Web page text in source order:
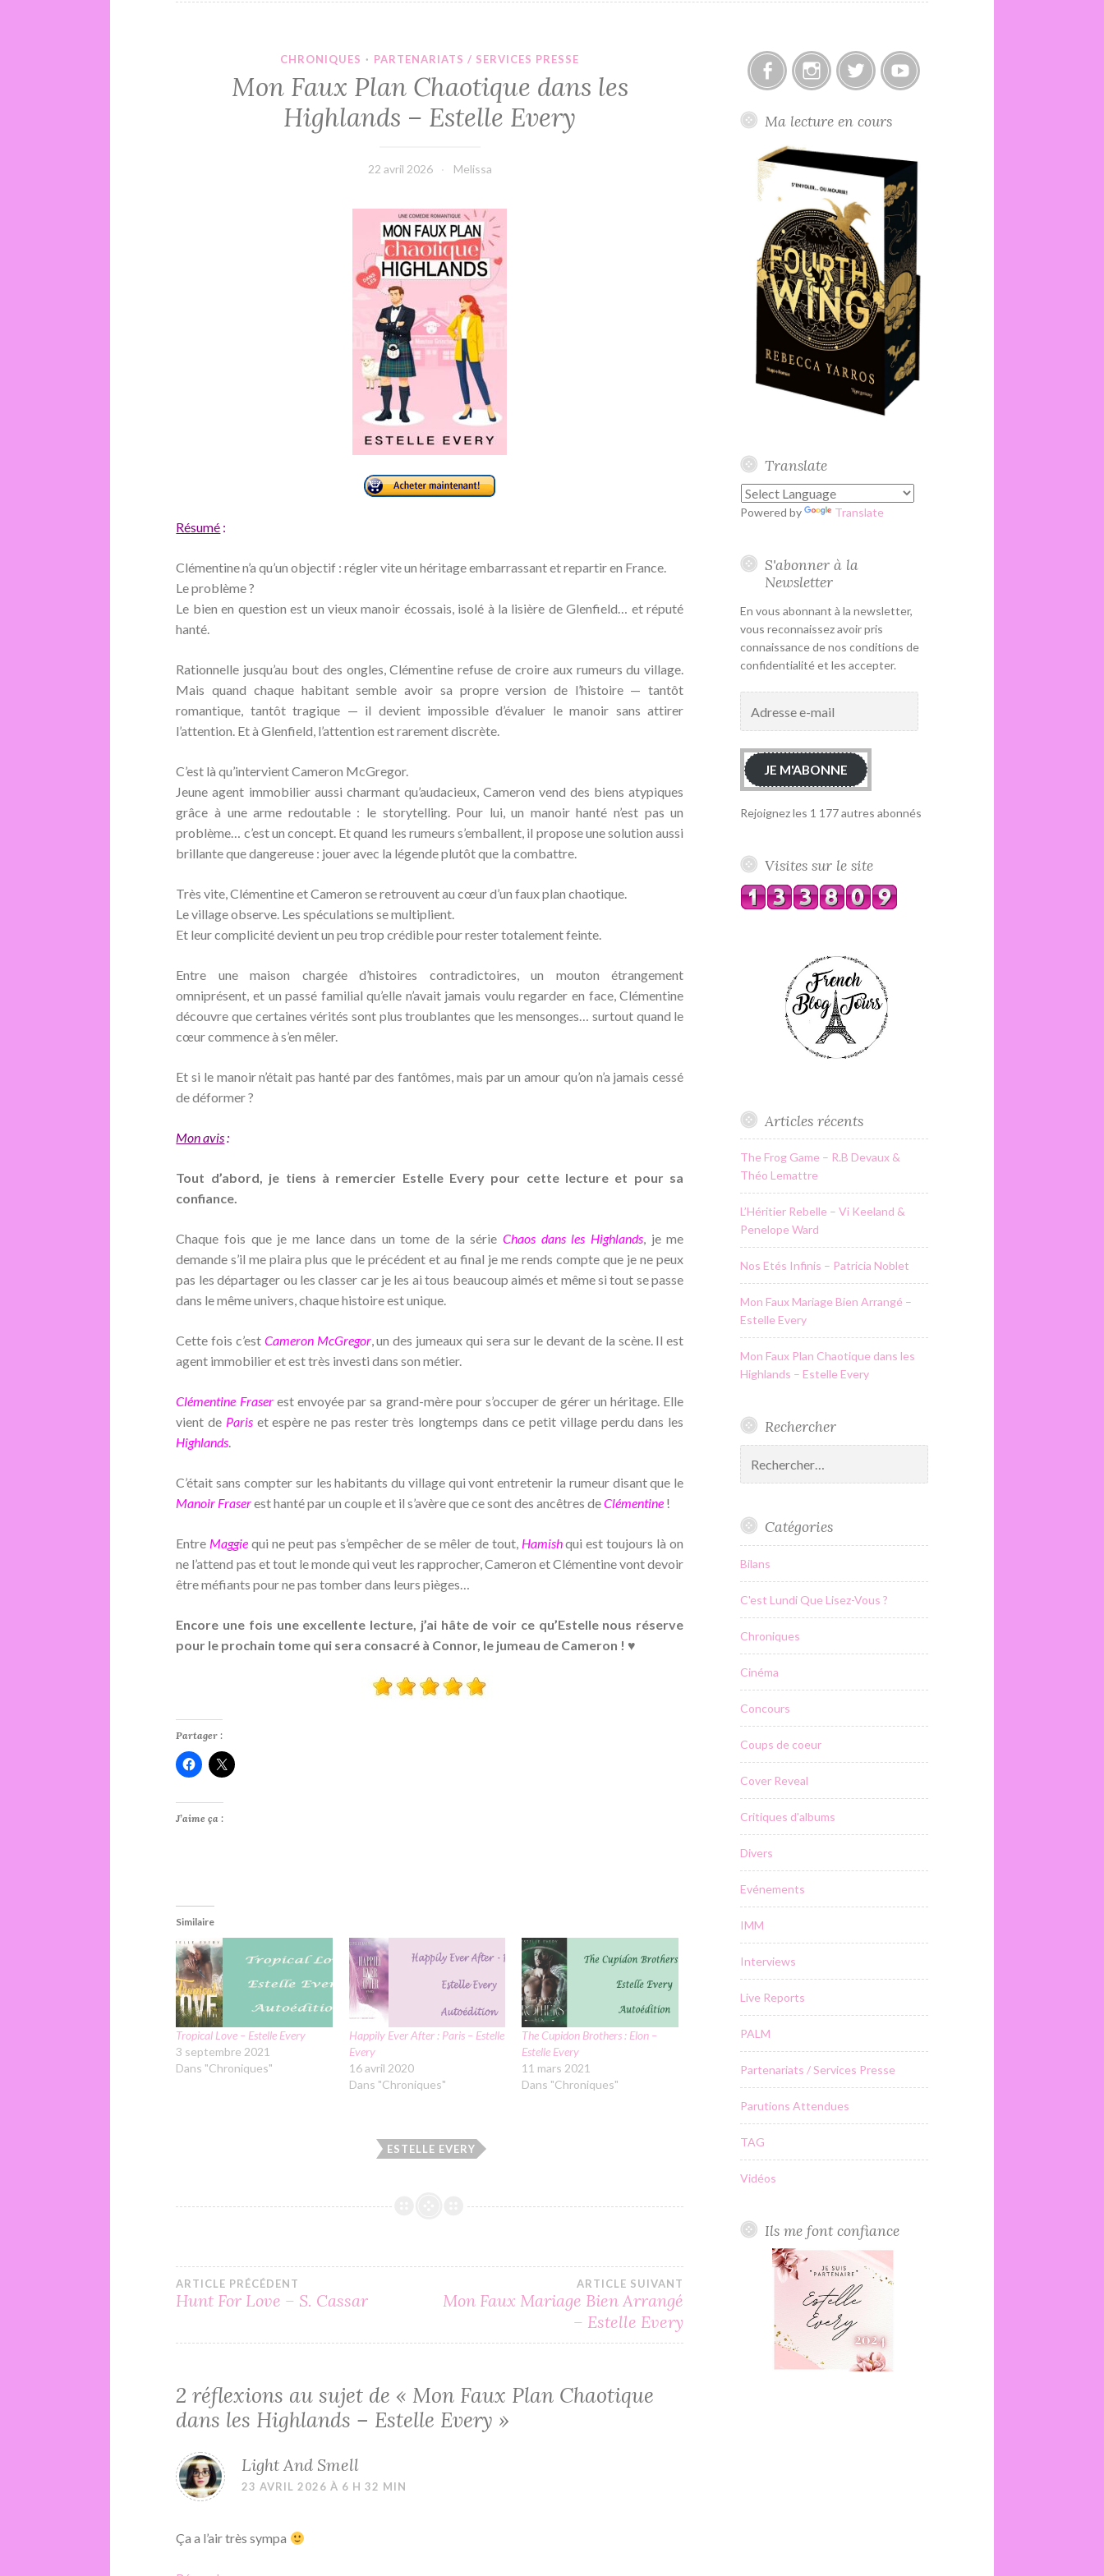
CHRONIQUES · PARTENARIATS / SERVICES PRESSE
Mon Faux Plan Chaotique dans les
Highlands – Estelle Every
22 avril 2026 Melissa
Résumé :
Clémentine n’a qu’un objectif :régler vite un héritage embarrassantet repartir en France.
Le problème ?
Le bien en question est un vieux manoir écossais, isolé à la lisière de Glenfield… et réputé
hanté.
Rationnelle jusqu’au bout des ongles, Clémentine refuse de croire aux rumeurs du village.
Mais quand chaque habitant semble avoir sa propre version de l’histoire — tantôt
romantique, tantôt tragique — il devient impossible d’évaluer le manoir sans attirer
l’attention. Et à Glenfield, l’attention est rarement discrète.
C’est là qu’intervient Cameron McGregor.
Jeune agent immobilier aussi charmant qu’audacieux, Cameron vend des biens atypiques
grâce à une arme redoutable : le storytelling. Pour lui, un manoir hanté n’est pas un
problème… c’est un concept. Et quand les rumeurs s’emballent, il propose une solution aussi
brillante que dangereuse : jouer avec la légende plutôt que la combattre.
Très vite, Clémentine et Cameron se retrouvent au cœur d’un faux plan chaotique.
Le village observe. Les spéculations se multiplient.
Et leur complicité devient un peu trop crédible pour rester totalement feinte.
Entre une maison chargée d’histoires contradictoires, un mouton étrangement
omniprésent, et un passé familial qu’elle n’avait jamais voulu regarder en face, Clémentine
découvre que certaines vérités sont plus troublantes que les mensonges… surtout quand le
cœur commence à s’en mêler.
Et si le manoir n’était pas hanté par des fantômes, mais par un amour qu’on n’a jamais cessé
de déformer ?
Mon avis:
Tout d’abord, je tiens à remercier Estelle Every pour cette lecture et pour sa
confiance.
Chaque fois que je me lance dans un tome de la série Chaos dans les Highlands, je me
demande s’il me plaira plus que le précédent et au final je me rends compte que je ne peux
pas les départager ou les classer car je les ai tous beaucoup aimés et même si tout se passe
dans le même univers, chaque histoire est unique.
Cette fois c’est Cameron McGregor, un des jumeaux qui sera sur le devant de la scène. Il est
agent immobilier et est très investi dans son métier.
Clémentine Fraserest envoyée par sa grand-mère pour s’occuper de gérer un héritage. Elle
vient de Paris et espère ne pas rester très longtemps dans ce petit village perdu dans les
Highlands.
C’était sans compter sur les habitants du village qui vont entretenir la rumeur disant que le
Manoir Fraserest hanté par un couple et il s’avère que ce sont des ancêtres deClémentine !
Entre Maggie qui ne peut pas s’empêcher de se mêler de tout, Hamishqui est toujours là on
ne l’attend pas et tout le monde qui veut les rapprocher, Cameron et Clémentine vont devoir
être méfiants pour ne pas tomber dans leurs pièges…
Encore une fois une excellente lecture, j’ai hâte de voir ce qu’Estelle nous réserve
pour le prochain tome qui sera consacré à Connor, le jumeau de Cameron ! ♥
Partager :
J’aime ça :
Similaire
Tropical Love – Estelle Every
3 septembre 2021
Dans "Chroniques"
Happily Ever After : Paris – Estelle
Every
16 avril 2020
Dans "Chroniques"
The Cupidon Brothers : Elon –
Estelle Every
11 mars 2021
Dans "Chroniques"
ESTELLE EVERY
Navigation
de
ARTICLE PRÉCÉDENT
Hunt For Love – S. Cassar
ARTICLE SUIVANT
Mon Faux Mariage Bien Arrangé
– Estelle Every
2 réflexions au sujet de « Mon Faux Plan Chaotique
dans les Highlands – Estelle Every »
Light And Smell
23 AVRIL 2026 À 6 H 32 MIN
Ça a l’air très sympa
Ma lecture en cours
Translate
Powered by Translate
S'abonner à la
Newsletter
En vous abonnant à la newsletter,
vous reconnaissez avoir pris
connaissance de nos conditions de
confidentialité et les accepter.
mail
JE M'ABONNE
Rejoignez les 1 177 autres abonnés
Visites sur le site
Articles récents
The Frog Game – R.B Devaux &
Théo Lemattre
L’Héritier Rebelle – Vi Keeland &
Penelope Ward
Nos Etés Infinis – Patricia Noblet
Mon Faux Mariage Bien Arrangé –
Estelle Every
Mon Faux Plan Chaotique dans les
Highlands – Estelle Every
Rechercher
Catégories
Bilans
C'est Lundi Que Lisez-Vous ?
Chroniques
Cinéma
Concours
Coups de coeur
Cover Reveal
Critiques d'albums
Divers
Evénements
IMM
Interviews
Live Reports
PALM
Partenariats / Services Presse
Parutions Attendues
TAG
Vidéos
Ils me font confiance